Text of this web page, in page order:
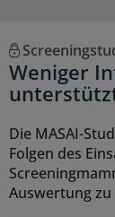
Weniger
Die MASAI-
Folgen des
Auswertung